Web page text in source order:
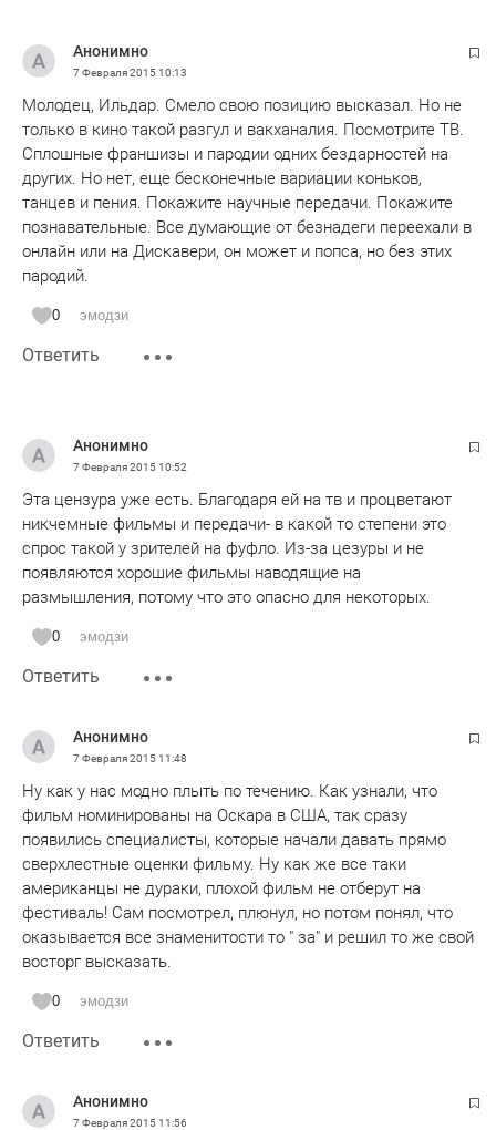
Анонимно
7 Февраля 201510:13
Молодец, Ильдар. Смело свою позицию высказал. Но не
только в кино такой разгул и вакханалия. Посмотрите ТВ.
Сплошные франшизы и пародии одних бездарностей на
других. Но нет, еще бесконечные вариации коньков,
танцев и пения. Покажите научные передачи. Покажите
познавательные. Все думающие от безнадеги переехали в
онлайн или на Дискавери, он может и попса, но без этих
пародий.
0 эмодзи
Ответить
Анонимно
7 Февраля 201510:52
Эта цензура уже есть. Благодаря ей на тв и процветают
никчемные фильмы и передачи- в какой то степени это
спрос такой у зрителей на фуфло. Из-за цезуры и не
появляются хорошие фильмы наводящие на
размышления, потому что это опасно для некоторых.
0 эмодзи
Ответить
Анонимно
7 Февраля 201511:48
Ну как у нас модно плыть по течению. Как узнали, что
фильм номинированы на Оскара в США, так сразу
появились специалисты, которые начали давать прямо
сверхлестные оценки фильму. Ну как же все таки
американцы не дураки, плохой фильм не отберут на
фестиваль! Сам посмотрел, плюнул, но потом понял, что
оказывается все знаменитости то " за" и решил то же свой
восторг высказать.
0 эмодзи
Ответить
Анонимно
7 Февраля 201511:56